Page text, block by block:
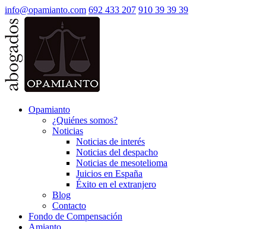
info@opamianto.com 692 433 207 910 39 39 39
Opamianto
¿Quiénes somos?
Noticias
Noticias de interés
Noticias del despacho
Noticias de mesotelioma
Juicios en España
Éxito en el extranjero
Blog
Contacto
Fondo de Compensación
Amianto